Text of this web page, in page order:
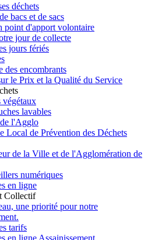
déchets
bacs et de sacs
point d'apport volontaire
jour de collecte
jours fériés
des encombrants
le Prix et la Qualité du Service
végétaux
lavables
l'Agglo
Local de Prévention des Déchets
de la Ville et de l'Agglomération de
numériques
en ligne
Collectif
une priorité pour notre
tarifs
en ligne Assainissement